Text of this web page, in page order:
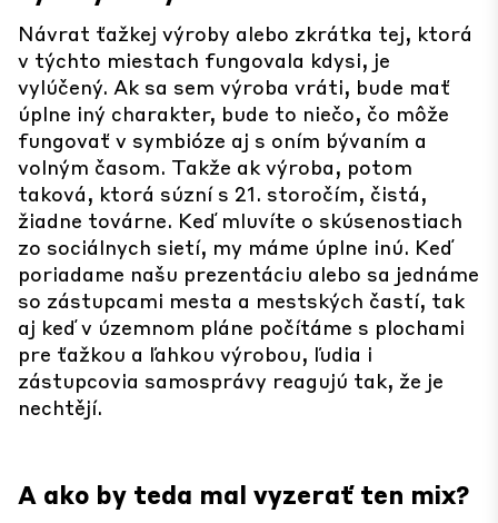
Návrat ťažkej výroby alebo zkrátka tej, ktorá
v týchto miestach fungovala kdysi, je
vylúčený. Ak sa sem výroba vráti, bude mať
úplne iný charakter, bude to niečo, čo môže
fungovať v symbióze aj s oním bývaním a
volným časom. Takže ak výroba, potom
taková, ktorá súzní s 21. storočím, čistá,
žiadne továrne. Keď mluvíte o skúsenostiach
zo sociálnych sietí, my máme úplne inú. Keď
poriadame našu prezentáciu alebo sa jednáme
so zástupcami mesta a mestských častí, tak
aj keď v územnom pláne počítáme s plochami
pre ťažkou a ľahkou výrobou, ľudia i
zástupcovia samosprávy reagujú tak, že je
nechtějí.
A ako by teda mal vyzerať ten mix?